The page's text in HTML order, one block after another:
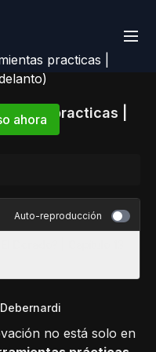
practicas |
ahora
continuar
practicas |
Auto-reproducción
no está solo en